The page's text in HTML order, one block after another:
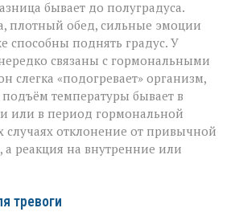
бывает до полуградуса.
плотный обед, сильные эмоции
способны поднять градус. У
связаны с гормональными
слегка «подогревает» организм,
температуры бывает в
или в период гормональной
случаях отклонение от привычной
реакция на внутренние или
тревоги